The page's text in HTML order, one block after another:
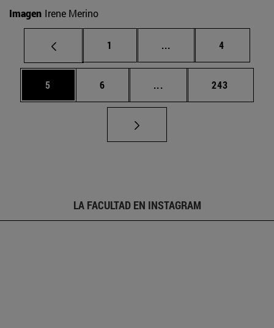
Imagen Irene Merino
Página
1 ... Páginas intermedias
Página
4
Página
5 Página
6 ... Páginas intermedias
Página
243
LA FACULTAD EN INSTAGRAM